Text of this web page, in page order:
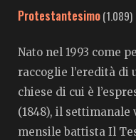
Protestantesimo(1.089)
Nato nel 1993 come
raccoglie l’eredità di
chiese di cui è
(1848), il settimanale
mensile battista Il